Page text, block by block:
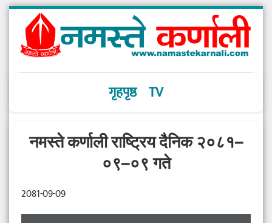
गृहपृष्ठ TV
नमस्ते कर्णाली राष्ट्रिय दैनिक २०८१–
०९–०९ गते
2081-09-09